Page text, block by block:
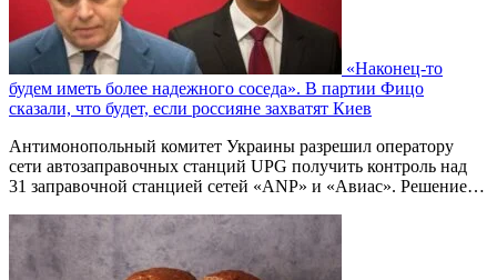
«Наконец-то
будем иметь более надежного соседа». В партии Фицо
сказали, что будет, если россияне захватят Киев
Антимонопольный комитет Украины разрешил оператору
сети автозаправочных станций UPG получить контроль над
31 заправочной станцией сетей «ANP» и «Авиас». Решение…